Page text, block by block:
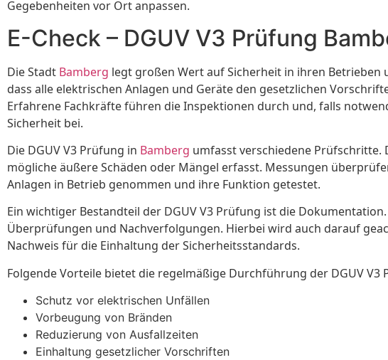
Gegebenheiten vor Ort anpassen.
E-Check – DGUV V3 Prüfung
Die Stadt Bamberg legt großen Wert auf Sicherheit in ihren Betrieben
dass alle elektrischen Anlagen und Geräte den gesetzlichen
Erfahrene Fachkräfte führen die Inspektionen durch und, falls
Sicherheit bei.
Die DGUV V3 Prüfung in Bamberg umfasst verschiedene
mögliche äußere Schäden oder Mängel erfasst. Messungen
Anlagen in Betrieb genommen und ihre Funktion getestet.
Ein wichtiger Bestandteil der DGUV V3 Prüfung ist die
Überprüfungen und Nachverfolgungen. Hierbei wird auch darauf
Nachweis für die Einhaltung der Sicherheitsstandards.
Folgende Vorteile bietet die regelmäßige Durchführung der DGUV V3
Schutz vor elektrischen Unfällen
Vorbeugung von Bränden
Reduzierung von Ausfallzeiten
Einhaltung gesetzlicher Vorschriften